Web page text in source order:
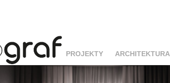
PROJEKTY ARCHITEKTURA